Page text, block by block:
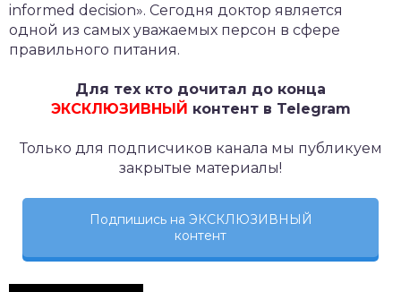
informed decision». Сегодня доктор является
одной из самых уважаемых персон в сфере
правильного питания.
Для тех кто дочитал до конца
ЭКСКЛЮЗИВНЫЙ контент в Telegram
Только для подписчиков канала мы публикуем
закрытые материалы!
Подпишись на ЭКСКЛЮЗИВНЫЙ
контент